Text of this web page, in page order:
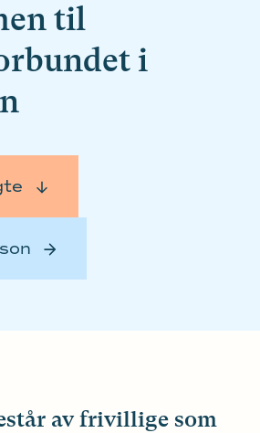
til
i
av frivillige som